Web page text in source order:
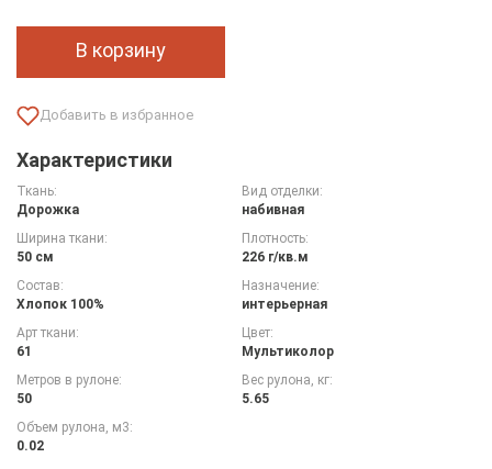
В корзину
Характеристики
Ткань:
Дорожка
Вид отделки:
набивная
Ширина ткани:
50 см
Плотность:
226 г/кв.м
Состав:
Хлопок 100%
Назначение:
интерьерная
Арт ткани:
61
Цвет:
Мультиколор
Метров в рулоне:
50
Вес рулона, кг:
5.65
Объем рулона, м3:
0.02